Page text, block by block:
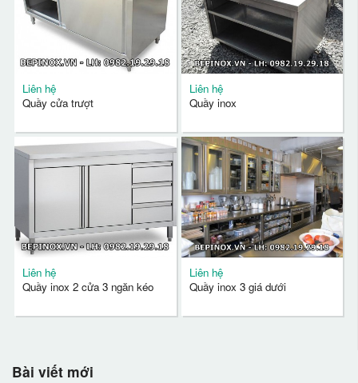
Liên hệ
Quầy cửa trượt
Liên hệ
Quầy inox
Liên hệ
Quầy inox 2 cửa 3 ngăn kéo
Liên hệ
Quầy inox 3 giá dưới
Bài viết mới